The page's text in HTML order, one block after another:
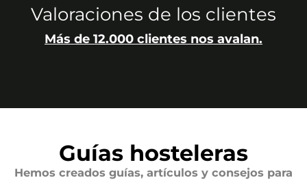
Valoraciones de los clientes
Más de 12.000 clientes nos avalan.
Guías hosteleras
Hemos creados guías, artículos y consejos para